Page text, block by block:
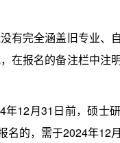
完全涵盖旧专业、自
在报名的备注栏中注
12月31日前，硕士
的，需于2024年12